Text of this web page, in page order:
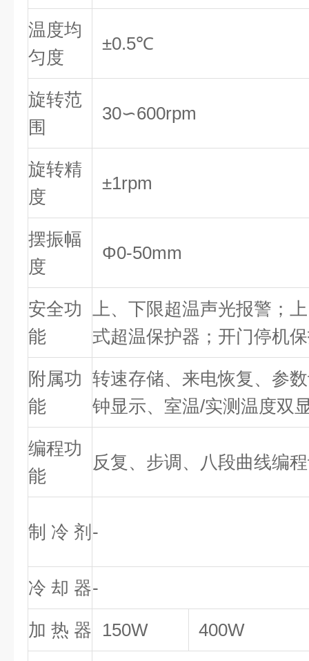
温度均
匀度
±0.5℃
旋转范
围
30∽600rpm
旋转精
度
±1rpm
摆振幅
度
Φ0-50mm
安全功
能
上、下限超温声光报警；
式超温保护器；开门停机
附属功
能
转速存储、来电恢复、参
钟显示、室温/实测温度双
编程功
能
反复、步调、八段曲线编
制 冷 剂 -
冷 却 器-
加 热 器 150W 400W